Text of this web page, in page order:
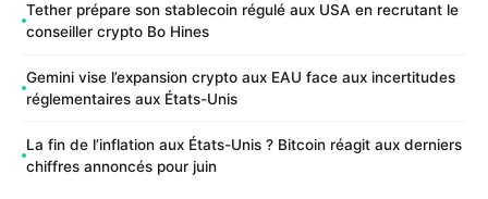
Tether prépare son stablecoin régulé aux USA en recrutant le
conseiller crypto Bo Hines
Gemini vise l’expansion crypto aux EAU face aux incertitudes
réglementaires aux États-Unis
La fin de l’inflation aux États-Unis ? Bitcoin réagit aux derniers
chiffres annoncés pour juin